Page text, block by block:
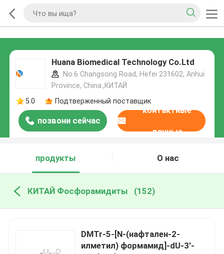
Huana Biomedical Technology Co.Ltd
No.6 Changsong Road, Hefei 231602, Anhui
Province, China.,КИТАЙ
5.0
Подтверженный поставщик
позвони сейчас
контактные
данные
продукты О нас
КИТАЙ Фосфорамидиты (152)
DMTr-5-[N-(нафтален-2-
илметил) формамид]-dU-3'-